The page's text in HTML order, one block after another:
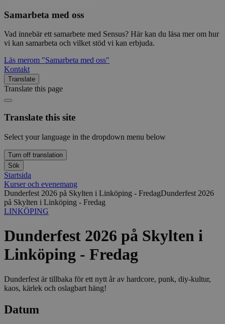
Samarbeta med oss
Vad innebär ett samarbete med Sensus? Här kan du läsa mer om hur
vi kan samarbeta och vilket stöd vi kan erbjuda.
Läs merom "Samarbeta med oss"
Kontakt
Translate
Translate this page
Translate this site
Select your language in the dropdown menu below
Turn off translation
Sök
Startsida
Kurser och evenemang
Dunderfest 2026 på Skylten i Linköping - FredagDunderfest 2026
på Skylten i Linköping - Fredag
LINKÖPING
Dunderfest 2026 på Skylten i
Linköping - Fredag
Dunderfest är tillbaka för ett nytt år av hardcore, punk, diy-kultur,
kaos, kärlek och oslagbart häng!
Datum